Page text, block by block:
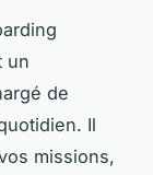
un
de
Il
missions,